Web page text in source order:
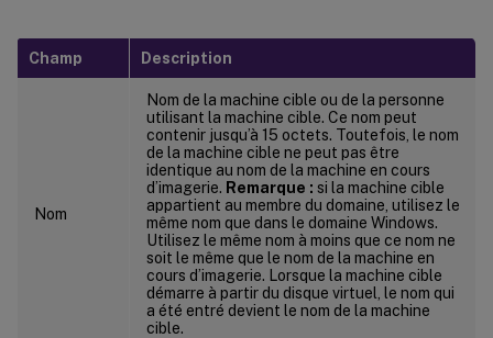
Champ Description
Nom
Nom de la machine cible ou de la personne
utilisant la machine cible. Ce nom peut
contenir jusqu’à 15 octets. Toutefois, le nom
de la machine cible ne peut pas être
identique au nom de la machine en cours
d’imagerie. Remarque : si la machine cible
appartient au membre du domaine, utilisez le
même nom que dans le domaine Windows.
Utilisez le même nom à moins que ce nom ne
soit le même que le nom de la machine en
cours d’imagerie. Lorsque la machine cible
démarre à partir du disque virtuel, le nom qui
a été entré devient le nom de la machine
cible.